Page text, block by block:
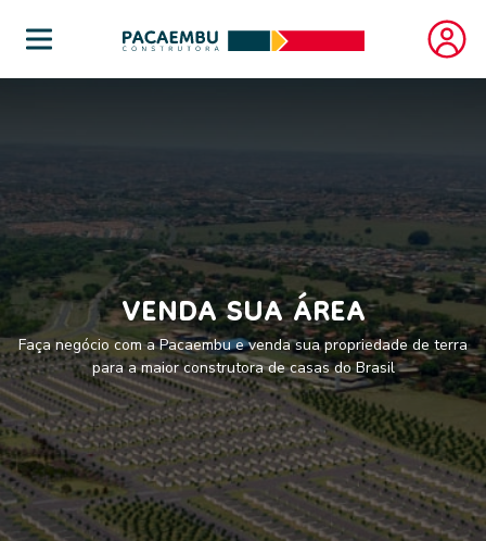
VENDA SUA ÁREA
Faça negócio com a Pacaembu e venda sua propriedade de terra
para a maior construtora de casas do Brasil